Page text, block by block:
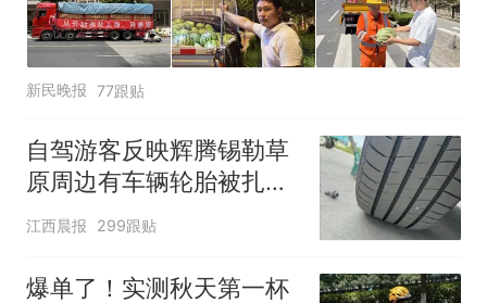
新民晚报 77跟贴
自驾游客反映辉腾锡勒草
原周边有车辆轮胎被扎，
修理店铺换胎价格高达千
江西晨报 299跟贴
爆单了！实测秋天第一杯